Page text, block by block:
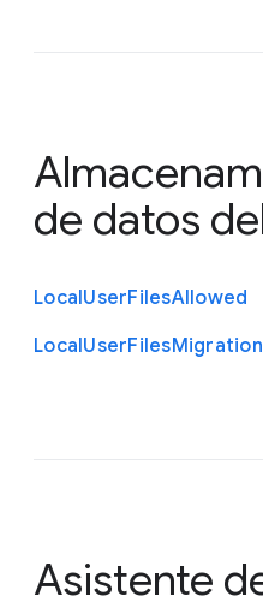
de datos
LocalUserFilesAllowed
LocalUserFilesMigration
Asistente